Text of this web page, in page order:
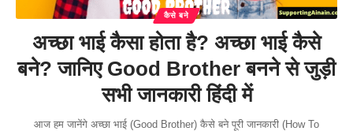
कैसे बने
अच्छा भाई कैसा होता है? अच्छा भाई कैसे
बने? जानिए Good Brother बनने से जुड़ी
सभी जानकारी हिंदी में
आज हम जानेंगे अच्छा भाई (Good Brother) कैसे बने पूरी जानकारी (How To